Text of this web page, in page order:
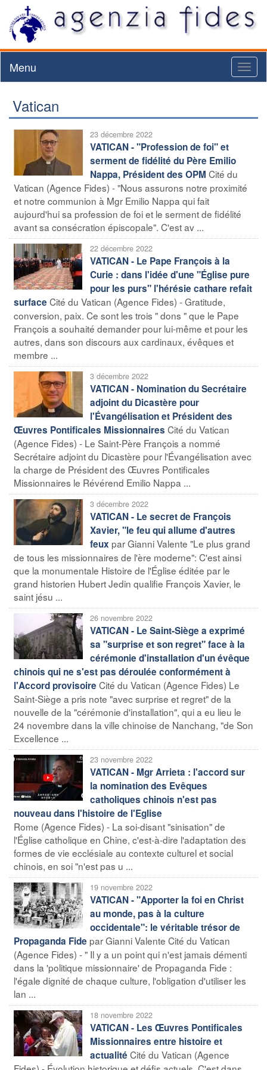
Menu
Vatican
23 décembre 2022
VATICAN - "Profession de foi" et
serment de fidélité du Père Emilio
Nappa, Président des OPM Cité du
Vatican (Agence Fides) - "Nous assurons notre proximité
et notre communion à Mgr Emilio Nappa qui fait
aujourd'hui sa profession de foi et le serment de fidélité
avant sa consécration épiscopale". C'est av ...
22 décembre 2022
VATICAN - Le Pape François à la
Curie : dans l'idée d'une "Église pure
pour les purs" l'hérésie cathare refait
surface Cité du Vatican (Agence Fides) - Gratitude,
conversion, paix. Ce sont les trois " dons " que le Pape
François a souhaité demander pour lui-même et pour les
autres, dans son discours aux cardinaux, évêques et
membre ...
3 décembre 2022
VATICAN - Nomination du Secrétaire
adjoint du Dicastère pour
l'Évangélisation et Président des
Œuvres Pontificales Missionnaires Cité du Vatican
(Agence Fides) - Le Saint-Père François a nommé
Secrétaire adjoint du Dicastère pour l'Évangélisation avec
la charge de Président des Œuvres Pontificales
Missionnaires le Révérend Emilio Nappa ...
3 décembre 2022
VATICAN - Le secret de François
Xavier, "le feu qui allume d'autres
feux par Gianni Valente "Le plus grand
de tous les missionnaires de l'ère moderne": C'est ainsi
que la monumentale Histoire de l'Église éditée par le
grand historien Hubert Jedin qualifie François Xavier, le
saint jésu ...
26 novembre 2022
VATICAN - Le Saint-Siège a exprimé
sa "surprise et son regret" face à la
cérémonie d'installation d'un évêque
chinois qui ne s'est pas déroulée conformément à
l'Accord provisoire Cité du Vatican (Agence Fides) Le
Saint-Siège a pris note "avec surprise et regret" de la
nouvelle de la "cérémonie d'installation", qui a eu lieu le
24 novembre dans la ville chinoise de Nanchang, "de Son
Excellence ...
23 novembre 2022
VATICAN - Mgr Arrieta : l'accord sur
la nomination des Evêques
catholiques chinois n'est pas
nouveau dans l'histoire de l'Eglise
Rome (Agence Fides) - La soi-disant "sinisation" de
l'Église catholique en Chine, c'est-à-dire l'adaptation des
formes de vie ecclésiale au contexte culturel et social
chinois, en soi "n'est pas u ...
19 novembre 2022
VATICAN - "Apporter la foi en Christ
au monde, pas à la culture
occidentale": le véritable trésor de
Propaganda Fide par Gianni Valente Cité du Vatican
(Agence Fides) - " Il y a un point qui n'est jamais démenti
dans la 'politique missionnaire' de Propaganda Fide :
l'égale dignité de chaque culture, l'obligation d'utiliser les
lan ...
18 novembre 2022
VATICAN - Les Œuvres Pontificales
Missionnaires entre histoire et
actualité Cité du Vatican (Agence